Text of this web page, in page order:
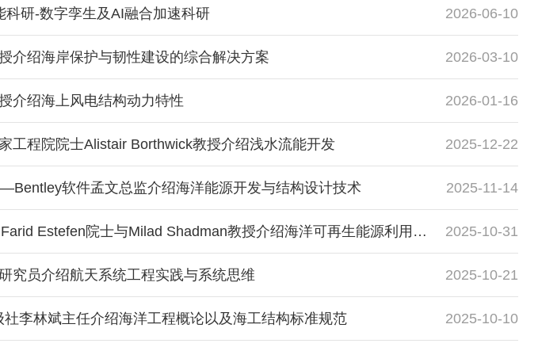
科研-数字孪生及AI融合加速科研 2026-06-10
介绍海岸保护与韧性建设的综合解决方案 2026-03-10
介绍海上风电结构动力特性 2026-01-16
工程院院士Alistair Borthwick教授介绍浅水流能开发 2025-12-22
软件孟文总监介绍海洋能源开发与结构设计技术 2025-11-14
院士与Milad Shadman教授介绍海洋可再生能源利用与未来发展方向 2025-10-31
究员介绍航天系统工程实践与系统思维 2025-10-21
李林斌主任介绍海洋工程概论以及海工结构标准规范 2025-10-10